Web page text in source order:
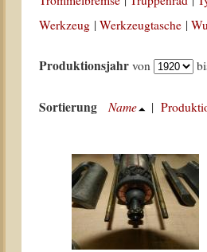
Werkzeug |Werkzeugtasche |
Produktionsjahr von
Sortierung Name |